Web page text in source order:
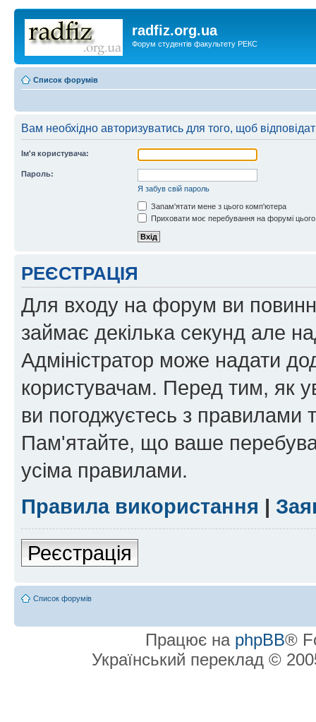
radfiz.org.ua
Форум студентів факультету РЕКС
Список форумів
Вам необхідно авторизуватись для того, щоб
Ім'я користувача:
Пароль:
Я забув свій пароль
Запам'ятати мене з цього комп'ютера
Приховати моє перебування на форумі
РЕЄСТРАЦІЯ
Для входу на форум ви
займає декілька секунд але
Адміністратор може надати
користувачам. Перед тим, як
ви погоджуєтесь з правилами
Пам'ятайте, що ваше
усіма правилами.
Правила використання |
Реєстрація
Список форумів
Працює на phpBB®
Український переклад ©